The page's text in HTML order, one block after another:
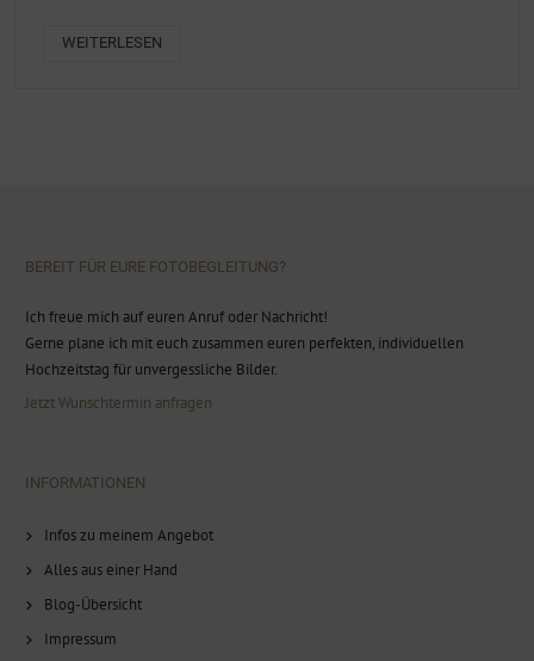
WEITERLESEN
BEREIT FÜR EURE FOTOBEGLEITUNG?
Ich freue mich auf euren Anruf oder Nachricht!
Gerne plane ich mit euch zusammen euren perfekten, individuellen
Hochzeitstag für unvergessliche Bilder.
Jetzt Wunschtermin anfragen
INFORMATIONEN
Infos zu meinem Angebot
Alles aus einer Hand
Blog-Übersicht
Impressum